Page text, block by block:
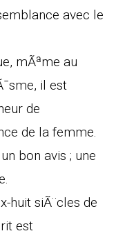
avec le
mÃªme au
il est
de
de la femme.
bon avis ; une
huit siÃ¨cles de
est